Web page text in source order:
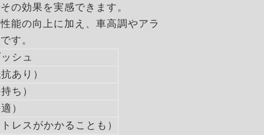
の効果を実感できます。
能の向上に加え、車高調やアラ
す。
シュ
あり）
ち）
）
レスがかかることも）